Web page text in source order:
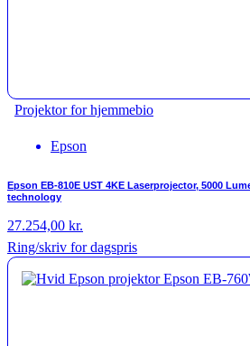
Projektor for hjemmebio
Epson
Epson EB-810E UST 4KE Laserprojector, 5000
technology
27.254,00 kr.
Ring/skriv for dagspris